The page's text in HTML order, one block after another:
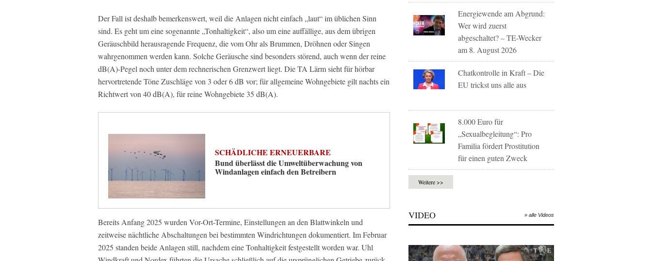
Der Fall ist deshalb bemerkenswert, weil die Anlagen nicht einfach „laut“ im üblichen Sinn
sind. Es geht um eine sogenannte „Tonhaltigkeit“, also um eine auffällige, aus dem übrigen
Geräuschbild herausragende Frequenz, die vom Ohr als Brummen, Dröhnen oder Singen
wahrgenommen werden kann. Solche Geräusche sind besonders störend, auch wenn der reine
dB(A)-Pegel noch unter dem rechnerischen Grenzwert liegt. Die TA Lärm sieht für hörbar
hervortretende Töne Zuschläge von 3 oder 6 dB vor; für allgemeine Wohngebiete gilt nachts ein
Richtwert von 40 dB(A), für reine Wohngebiete 35 dB(A).
SCHÄDLICHE ERNEUERBARE
Bund überlässt die Umweltüberwachung von
Windanlagen einfach den Betreibern
Bereits Anfang 2025 wurden Vor-Ort-Termine, Einstellungen an den Blattwinkeln und
zeitweise nächtliche Abschaltungen bei bestimmten Windrichtungen dokumentiert. Im Februar
2025 standen beide Anlagen still, nachdem eine Tonhaltigkeit festgestellt worden war. Uhl
Energiewende am Abgrund:
Wer wird zuerst
abgeschaltet? – TE-Wecker
am 8. August 2026
Chatkontrolle in Kraft – Die
EU trickst uns alle aus
8.000 Euro für
„Sexualbegleitung“: Pro
Familia fördert Prostitution
für einen guten Zweck
Weitere >>
VIDEO » alle Videos